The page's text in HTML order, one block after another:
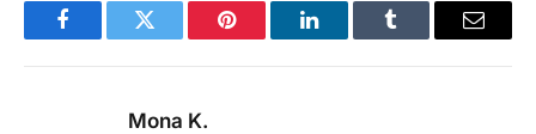
FacebookTwitter Pinterest LinkedInTumblr Email
Mona K.